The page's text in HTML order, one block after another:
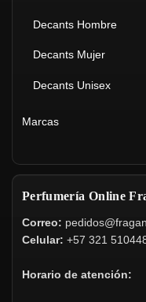
Decants Hombre
Decants Mujer
Decants Unisex
Marcas
Perfumería Online
Correo:
Celular: +57 321
Horario de atención: